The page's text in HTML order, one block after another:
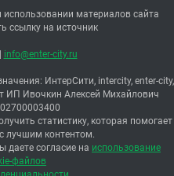
материалов сайта
ссылку на источник
info@enter-city.ru
ИнтерСити, intercity, enter-city,
ИП Ивочкин Алексей Михайлович
статистику, которая помогает
лучшим контентом.
даете согласие на использование
файлов